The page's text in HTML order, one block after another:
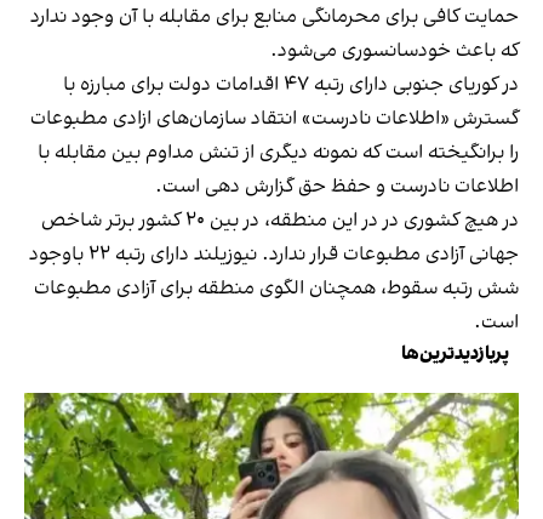
حمایت کافی برای محرمانگی منابع برای مقابله با آن وجود ندارد
که باعث خودسانسوری می‌شود.
در کوریای جنوبی دارای رتبه ۴۷ اقدامات دولت برای مبارزه با
گسترش «اطلاعات نادرست» انتقاد سازمان‌های ازادی مطبوعات
را برانگیخته است که نمونه دیگری از تنش مداوم بین مقابله با
اطلاعات نادرست و حفظ حق گزارش دهی است.
در هیچ کشوری در در این منطقه، در بین ۲۰ کشور برتر شاخص
جهانی آزادی مطبوعات قرار ندارد. نیوزیلند دارای رتبه ۲۲ باوجود
شش رتبه سقوط، همچنان الگوی منطقه برای آزادی مطبوعات
است.
پربازدیدترین‌ها